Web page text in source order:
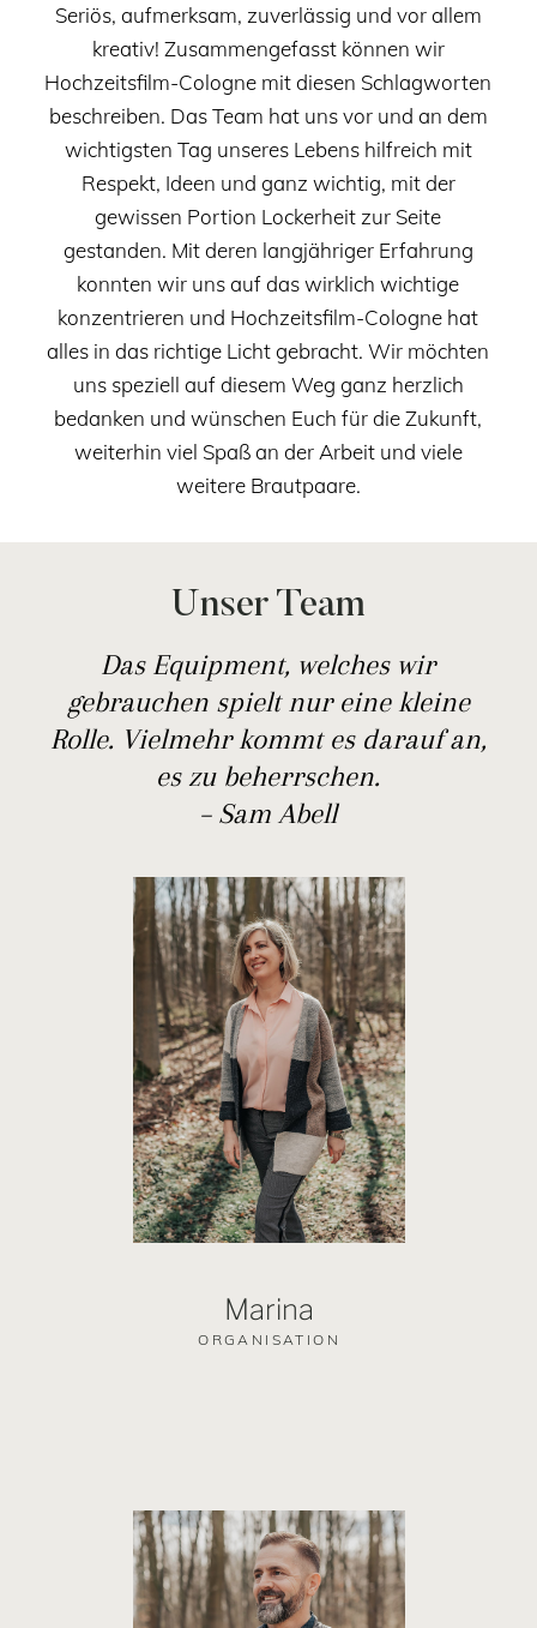
Seriös, aufmerksam, zuverlässig und vor allem
kreativ! Zusammengefasst können wir
Hochzeitsfilm-Cologne mit diesen Schlagworten
beschreiben. Das Team hat uns vor und an dem
wichtigsten Tag unseres Lebens hilfreich mit
Respekt, Ideen und ganz wichtig, mit der
gewissen Portion Lockerheit zur Seite
gestanden. Mit deren langjähriger Erfahrung
konnten wir uns auf das wirklich wichtige
konzentrieren und Hochzeitsfilm-Cologne hat
alles in das richtige Licht gebracht. Wir möchten
uns speziell auf diesem Weg ganz herzlich
bedanken und wünschen Euch für die Zukunft,
weiterhin viel Spaß an der Arbeit und viele
weitere Brautpaare.
Das Equipment, welches wir
gebrauchen spielt nur eine kleine
Rolle. Vielmehr kommt es darauf an,
es zu beherrschen.
– Sam Abell
Unser Team
Marina
ORGANISATION